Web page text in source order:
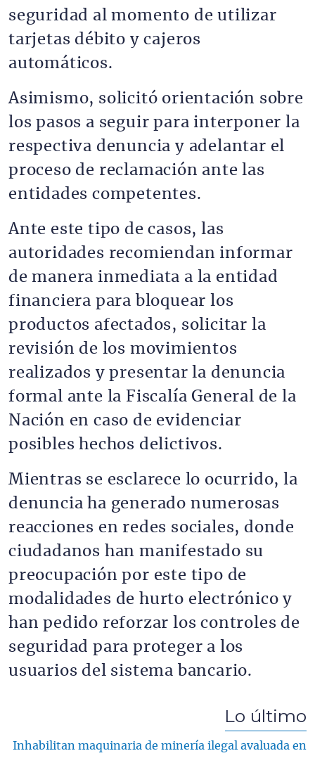
seguridad al momento de utilizar
tarjetas débito y cajeros
automáticos.
Asimismo, solicitó orientación sobre
los pasos a seguir para interponer la
respectiva denuncia y adelantar el
proceso de reclamación ante las
entidades competentes.
Ante este tipo de casos, las
autoridades recomiendan informar
de manera inmediata a la entidad
financiera para bloquear los
productos afectados, solicitar la
revisión de los movimientos
realizados y presentar la denuncia
formal ante la Fiscalía General de la
Nación en caso de evidenciar
posibles hechos delictivos.
Mientras se esclarece lo ocurrido, la
denuncia ha generado numerosas
reacciones en redes sociales, donde
ciudadanos han manifestado su
preocupación por este tipo de
modalidades de hurto electrónico y
han pedido reforzar los controles de
seguridad para proteger a los
usuarios del sistema bancario.
Lo último
Inhabilitan maquinaria de minería ilegal avaluada en